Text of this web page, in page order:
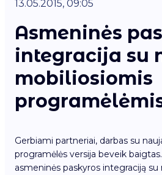
13.05.2015, 09:05
Asmeninės
integracija su
mobiliosiomis
Gerbiami partneriai, darbas su
programėlės versija beveik
asmeninės paskyros integraciją su